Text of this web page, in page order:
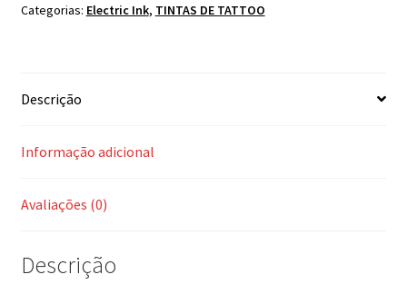
Categorias: Electric Ink, TINTAS DE TATTOO
Descrição
Informação adicional
Avaliações (0)
Descrição